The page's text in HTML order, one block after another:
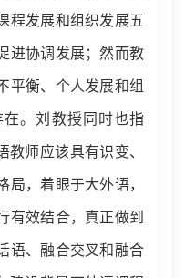
程发展和组织发展五
进协调发展；然而教
平衡、个人发展和组
在。刘教授 同时也指
教师应该具有识变、
局，着眼于大外语，
有效结合，真正做到
语、融合交叉和融合